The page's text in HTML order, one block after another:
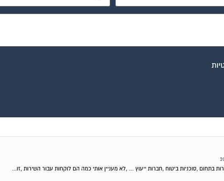
בתחום ,סוכניות ביטוח ,חברות ייעוץ … ,לא מעניין אותי כמה הם לוקחות עבור השירות ,זו...